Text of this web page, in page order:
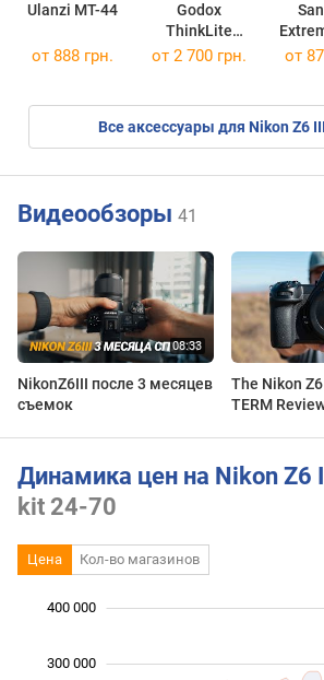
Ulanzi MT-44
Godox
ThinkLite
TT685
SD
от 888 грн. от 2 700 грн. от
Все аксессуары для Nikon Z6
Видеообзоры 41
NikonZ6III после 3 месяцев
съемок
The Nikon
TERM
Динамика цен на Nikon Z6
kit 24-70
Цена Кол-во магазинов
300 000
400 000